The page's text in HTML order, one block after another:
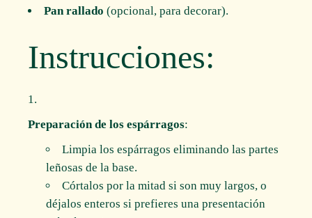
Pan rallado (opcional, para decorar).
Instrucciones:
Preparación de los espárragos:
Limpia los espárragos eliminando las partes
leñosas de la base.
Córtalos por la mitad si son muy largos, o
déjalos enteros si prefieres una presentación